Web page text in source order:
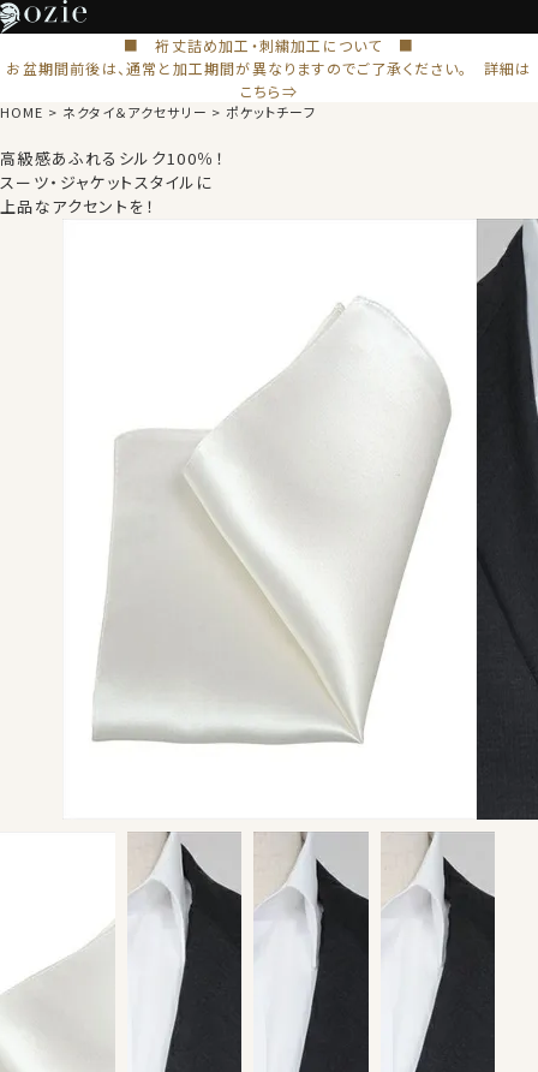
■ 裄丈詰め加工・刺繍加工について ■
お盆期間前後は、通常と加工期間が異なりますのでご了承ください。 詳細は
こちら⇒
HOME ネクタイ＆アクセサリー ポケットチーフ
高級感あふれるシルク100％！
スーツ・ジャケットスタイルに
上品なアクセントを！